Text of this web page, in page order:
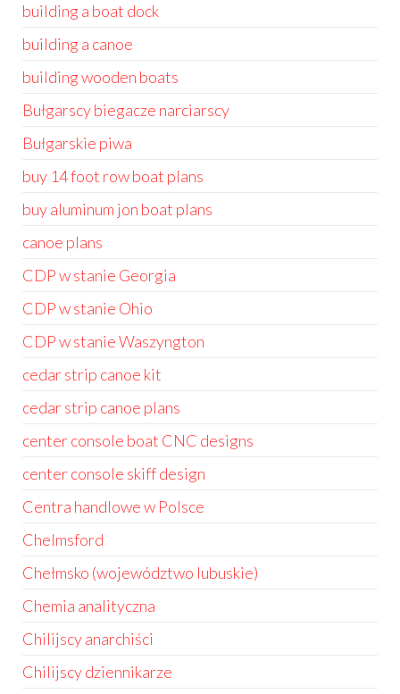
building a boat dock
building a canoe
building wooden boats
Bułgarscy biegacze narciarscy
Bułgarskie piwa
buy 14 foot row boat plans
buy aluminum jon boat plans
canoe plans
CDP w stanie Georgia
CDP w stanie Ohio
CDP w stanie Waszyngton
cedar strip canoe kit
cedar strip canoe plans
center console boat CNC designs
center console skiff design
Centra handlowe w Polsce
Chelmsford
Chełmsko (województwo lubuskie)
Chemia analityczna
Chilijscy anarchiści
Chilijscy dziennikarze